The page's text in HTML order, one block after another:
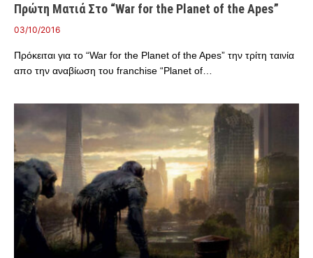
Πρώτη Ματιά Στο “War for the Planet of the Apes”
03/10/2016
Πρόκειται για το “War for the Planet of the Apes” την τρίτη ταινία
απο την αναβίωση του franchise “Planet of…